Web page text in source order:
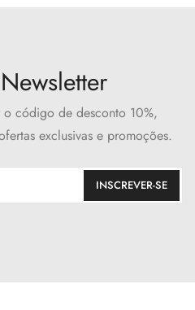
o código de desconto 10%,
exclusivas e promoções.